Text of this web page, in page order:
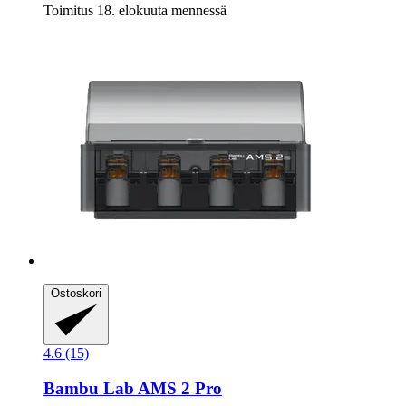
Toimitus 18. elokuuta mennessä
Ostoskori
4.6 (15)
Bambu Lab AMS 2 Pro